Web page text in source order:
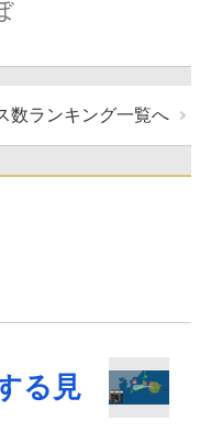
数ランキング一覧へ
る見